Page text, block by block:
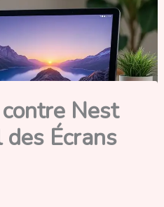
Nest
des Écrans